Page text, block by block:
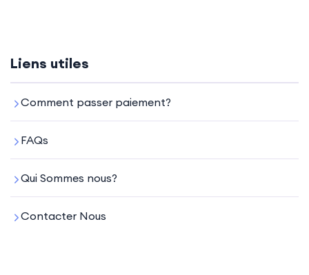
Liens utiles
Comment passer paiement?
FAQs
Qui Sommes nous?
Contacter Nous